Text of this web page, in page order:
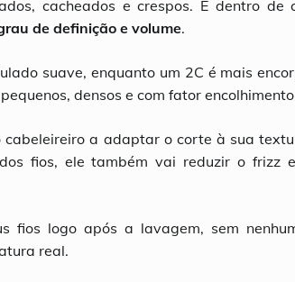
cacheados e crespos. E dentro de
de definição e volume.
suave, enquanto um 2C é mais
densos e com fator
a adaptar o corte à sua
fios, ele também vai reduzir o frizz
fios logo após a lavagem, sem
real.